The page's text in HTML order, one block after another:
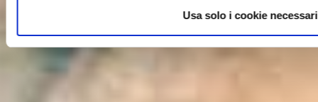
Usa solo i cookie necessari